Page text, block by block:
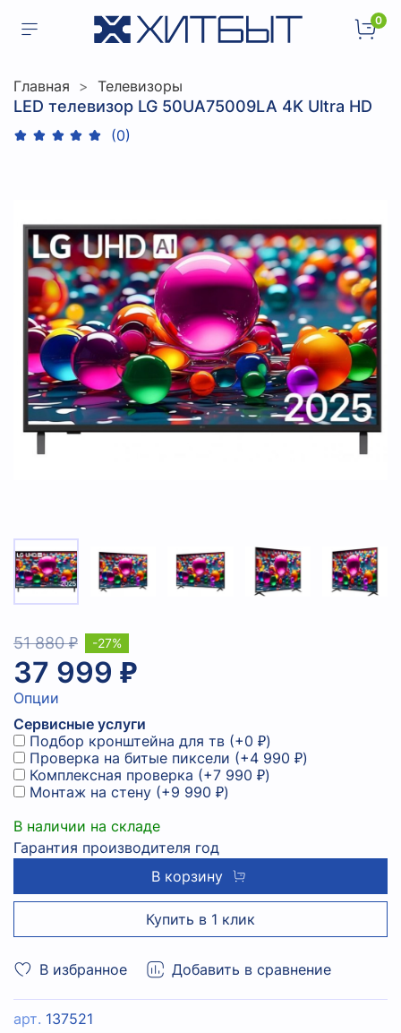
0
Главная Телевизоры
LED телевизор LG 50UA75009LA 4K Ultra HD
(0)
В избранное Добавить в сравнение
арт. 137521
51 880 ₽
37 999 ₽
-27%
Опции
Сервисные услуги
Подбор кронштейна для тв (+0 ₽)
Проверка на битые пиксели (+4 990 ₽)
Комплексная проверка (+7 990 ₽)
Монтаж на стену (+9 990 ₽)
В наличии на складе
Гарантия производителя год
В корзину
Купить в 1 клик